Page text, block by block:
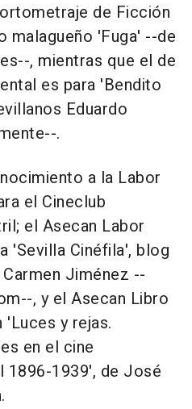
de Ficción
malagueño 'Fuga' --de
, mientras que el de
es para 'Bendito
Eduardo
.
a la Labor
el Cineclub
el Asecan Labor
'Sevilla Cinéfila', blog
Jiménez --
, y el Asecan Libro
'Luces y rejas.
en el cine
1896-1939', de José